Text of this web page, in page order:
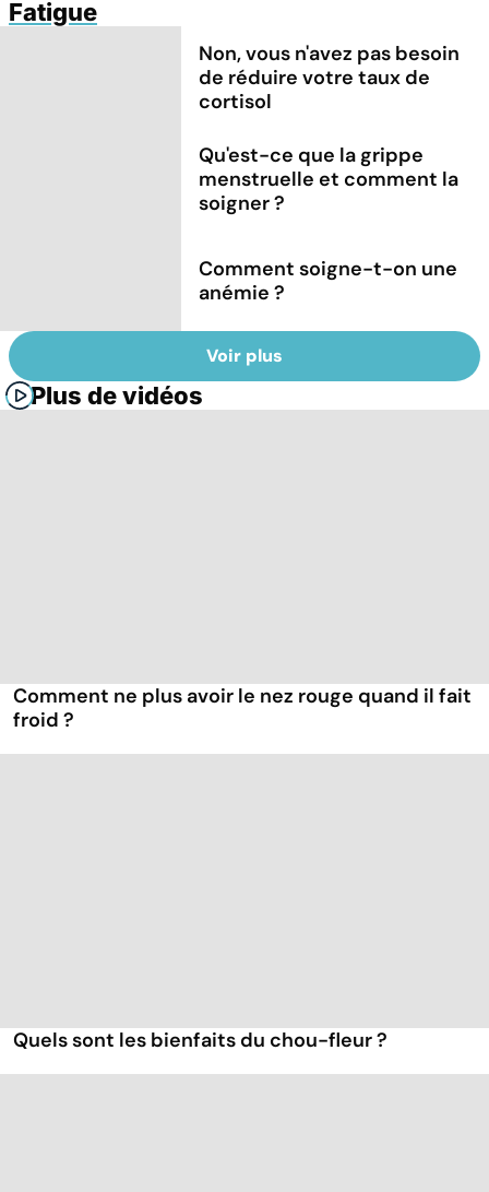
Fatigue
Non, vous n'avez pas besoin
de réduire votre taux de
cortisol
Qu'est-ce que la grippe
menstruelle et comment la
soigner ?
Comment soigne-t-on une
anémie ?
Voir plus
Plus de vidéos
Comment ne plus avoir le nez rouge quand il fait
froid ?
Quels sont les bienfaits du chou-fleur ?